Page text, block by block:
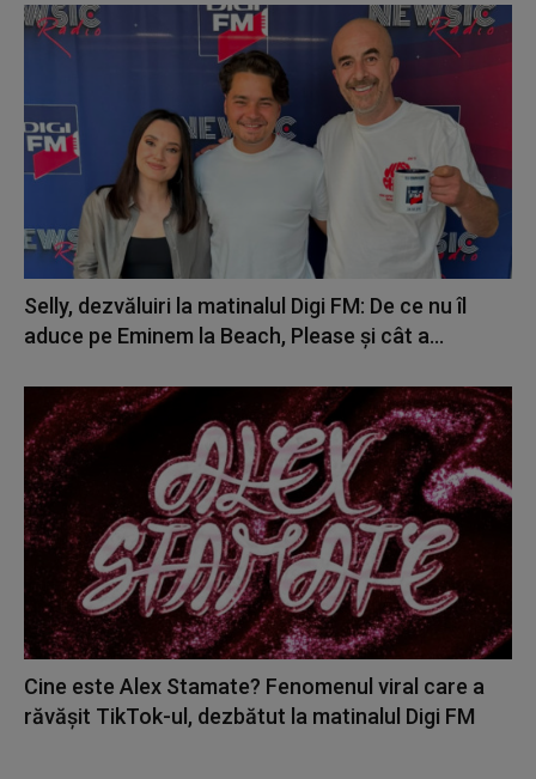
Selly, dezvăluiri la matinalul Digi FM: De ce nu îl
aduce pe Eminem la Beach, Please și cât a...
Cine este Alex Stamate? Fenomenul viral care a
răvășit TikTok-ul, dezbătut la matinalul Digi FM